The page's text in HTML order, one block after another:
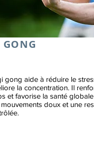
gong aide à réduire le
la concentration. Il
et favorise la santé
doux et une